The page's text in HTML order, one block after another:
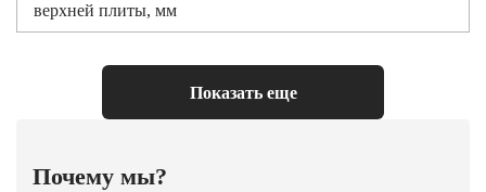
верхней плиты, мм
Скорость холостого хода,
по заказу
мм/с
Показать еще
Почему мы?